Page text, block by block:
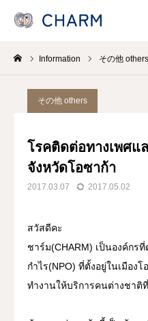
Information その他 others
その他 others
โรคติดต่อทางเพศแ
จังหวัดโอซาก้า
2017.03.07 2017.05.02
สวัสดีคะ
ชาร์ม(CHARM) เป็นองค์กร
กำไร(NPO) ที่ตั้งอยู่ในเมืองโ
ทำงานให้บริการคนต่างชาติ
News
Telephone Consult
各事業 Program
医療機関・保健所/保健福祉セ